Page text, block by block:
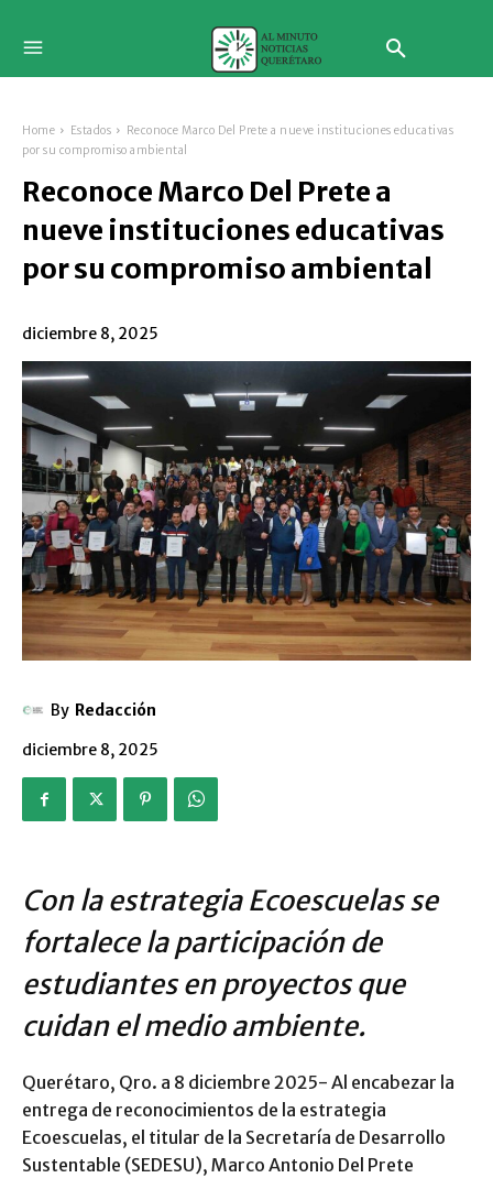
Home Estados
Reconoce Marco Del Prete a nueve instituciones educativas
por su compromiso ambiental
Reconoce Marco Del Prete a
nueve instituciones educativas
por su compromiso ambiental
diciembre 8, 2025
By Redacción
diciembre 8, 2025
Con la estrategia Ecoescuelas se
fortalece la participación de
estudiantes en proyectos que
cuidan el medio ambiente.
Querétaro, Qro. a 8 diciembre 2025- Al encabezar la
entrega de reconocimientos de la estrategia
Ecoescuelas, el titular de la Secretaría de Desarrollo
Sustentable (SEDESU), Marco Antonio Del Prete